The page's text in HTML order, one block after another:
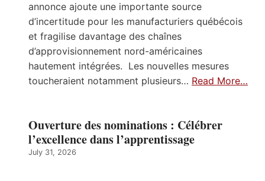
annonce ajoute une importante source
d’incertitude pour les manufacturiers québécois
et fragilise davantage des chaînes
d’approvisionnement nord-américaines
hautement intégrées. Les nouvelles mesures
toucheraient notamment plusieurs… Read More…
Ouverture des nominations : Célébrer
l’excellence dans l’apprentissage
July 31, 2026